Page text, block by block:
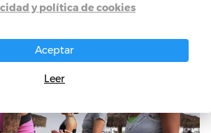
y política de cookies
Aceptar
Leer